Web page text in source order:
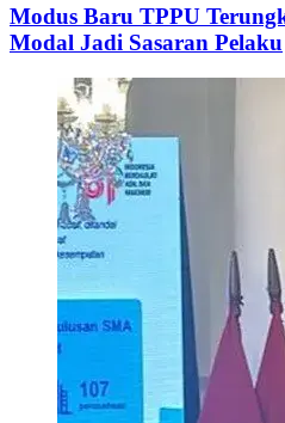
Modus Baru TPPU
Modal Jadi Sasaran Pelaku